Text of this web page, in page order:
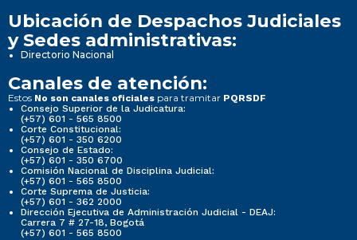
Ubicación de Despachos Judiciales
y Sedes administrativas:
Directorio Nacional
Canales de atención:
Estos No son canales oficiales para tramitar PQRSDF
Consejo Superior de la Judicatura:
(+57) 601 - 565 8500
Corte Constitucional:
(+57) 601 - 350 6200
Consejo de Estado:
(+57) 601 - 350 6700
Comisión Nacional de Disciplina Judicial:
(+57) 601 - 565 8500
Corte Suprema de Justicia:
(+57) 601 - 362 2000
Dirección Ejecutiva de Administración Judicial - DEAJ:
Carrera 7 # 27-18, Bogotá
(+57) 601 - 565 8500